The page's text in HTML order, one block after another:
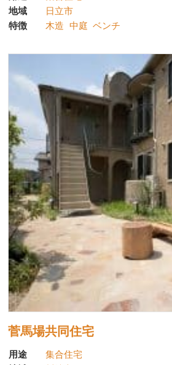
地域
日立市
特徴
木造 中庭 ベンチ
菅馬場共同住宅
用途
集合住宅